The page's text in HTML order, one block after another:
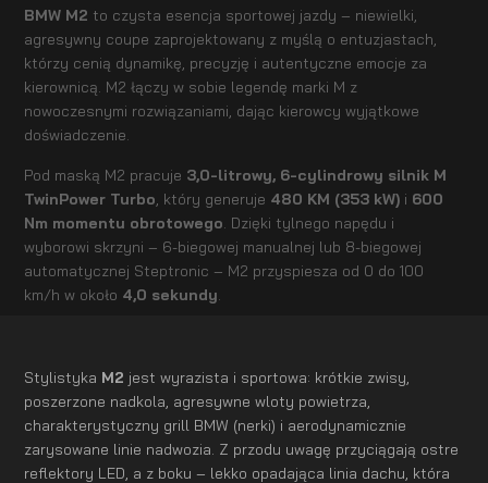
BMW M2 to czysta esencja sportowej jazdy – niewielki,
agresywny coupe zaprojektowany z myślą o entuzjastach,
którzy cenią dynamikę, precyzję i autentyczne emocje za
kierownicą. M2 łączy w sobie legendę marki M z
nowoczesnymi rozwiązaniami, dając kierowcy wyjątkowe
doświadczenie.
Pod maską M2 pracuje 3,0-litrowy, 6-cylindrowy silnik M
TwinPower Turbo , który generuje 480 KM (353 kW) i 600
Nm momentu obrotowego . Dzięki tylnego napędu i
wyborowi skrzyni – 6-biegowej manualnej lub 8-biegowej
automatycznej Steptronic – M2 przyspiesza od 0 do 100
km/h w około 4,0 sekundy
Stylistyka M2 jest wyrazista i sportowa: krótkie zwisy,
poszerzone nadkola, agresywne wloty powietrza,
charakterystyczny grill BMW (nerki) i aerodynamicznie
zarysowane linie nadwozia. Z przodu uwagę przyciągają ostre
reflektory LED, a z boku – lekko opadająca linia dachu, która